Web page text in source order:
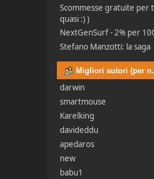
Scommesse gratuite per
quasi :) )
NextGenSurf - 2% per
Stefano Manzotti: la saga
Migliori autori (per
darwin
smartmouse
Karelking
davideddu
apedaros
new
babu1